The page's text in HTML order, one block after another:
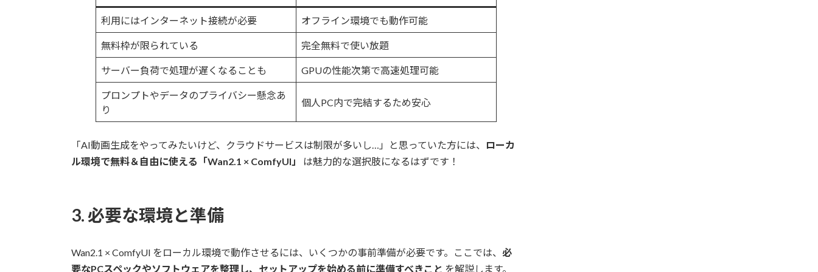
利用にはインターネット接続が必要 オフライン環境でも動作可能
無料枠が限られている 完全無料で使い放題
サーバー負荷で処理が遅くなることも GPUの性能次第で高速処理可能
プロンプトやデータのプライバシー懸念あ
り
個人PC内で完結するため安心
「AI動画生成をやってみたいけど、クラウドサービスは制限が多いし…」と思っていた方には、
ローカ
ル環境で無料＆自由に使える「Wan2.1 × ComfyUI」
は魅力的な選択肢になるはずです！
3. 必要な環境と準備
Wan2.1 × ComfyUI をローカル環境で動作させるには、いくつかの事前準備が必要です。ここでは、 必
要なPCスペックやソフトウェアを整理し、セットアップを始める前に準備すべきこと を解説します。